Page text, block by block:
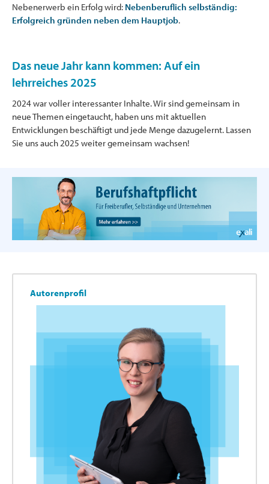
Nebenerwerb ein Erfolg wird: Nebenberuflich selbständig:
Erfolgreich gründen neben dem Hauptjob.
Das neue Jahr kann kommen: Auf ein
lehrreiches 2025
2024 war voller interessanter Inhalte. Wir sind gemeinsam in
neue Themen eingetaucht, haben uns mit aktuellen
Entwicklungen beschäftigt und jede Menge dazugelernt. Lassen
Sie uns auch 2025 weiter gemeinsam wachsen!
Autorenprofil